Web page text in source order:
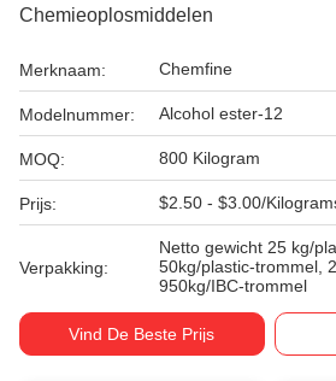
Chemieoplosmiddelen
Merknaam: Chemfine
Modelnummer: Alcohol ester-12
MOQ: 800 Kilogram
Prijs: $2.50 - $3.00/
Verpakking:
Netto gewicht 25 kg/
50kg/plastic-trommel,
950kg/IBC-trommel
Vind De Beste Prijs